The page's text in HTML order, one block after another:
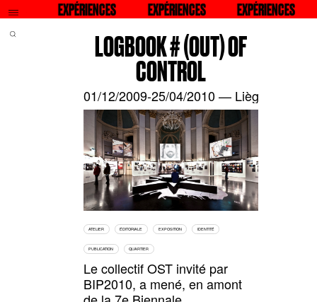
EXPÉRIENCES EXPÉRIENCES EXPÉRIENCES
RECHERCHER RECHERCHER RECHERCHER
LOGBOOK # (OUT) OF
CONTROL
01/12/2009-25/04/2010 — Liège, Be, 7°
ATELIER ÉDITORIALE EXPOSITION IDENTITÉ
PUBLICATION QUARTIER
Le collectif OST invité par
BIP2010, a mené, en amont